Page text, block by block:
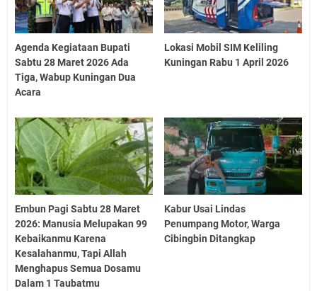
Agenda Kegiataan Bupati
Sabtu 28 Maret 2026 Ada
Tiga, Wabup Kuningan Dua
Acara
Lokasi Mobil SIM Keliling
Kuningan Rabu 1 April 2026
Embun Pagi Sabtu 28 Maret
2026: Manusia Melupakan 99
Kebaikanmu Karena
Kesalahanmu, Tapi Allah
Menghapus Semua Dosamu
Dalam 1 Taubatmu
Kabur Usai Lindas
Penumpang Motor, Warga
Cibingbin Ditangkap